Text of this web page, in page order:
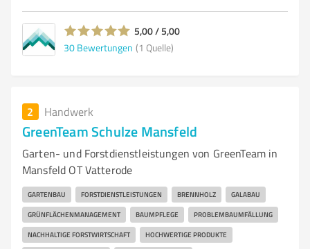
5,00 / 5,00
30 Bewertungen (1 Quelle)
2 Handwerk
GreenTeam Schulze Mansfeld
Garten- und Forstdienstleistungen von GreenTeam in
Mansfeld OT Vatterode
GARTENBAU FORSTDIENSTLEISTUNGEN BRENNHOLZ GALABAU
GRÜNFLÄCHENMANAGEMENT BAUMPFLEGE PROBLEMBAUMFÄLLUNG
NACHHALTIGE FORSTWIRTSCHAFT HOCHWERTIGE PRODUKTE